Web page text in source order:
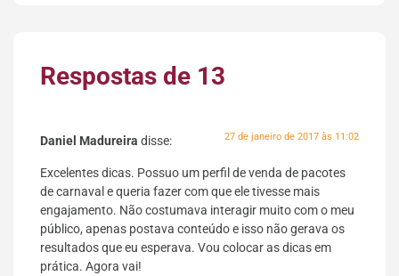
Respostas de 13
Daniel Madureira disse: 27 de janeiro de 2017 às 11:02
Excelentes dicas. Possuo um perfil de venda de pacotes
de carnaval e queria fazer com que ele tivesse mais
engajamento. Não costumava interagir muito com o meu
público, apenas postava conteúdo e isso não gerava os
resultados que eu esperava. Vou colocar as dicas em
prática. Agora vai!